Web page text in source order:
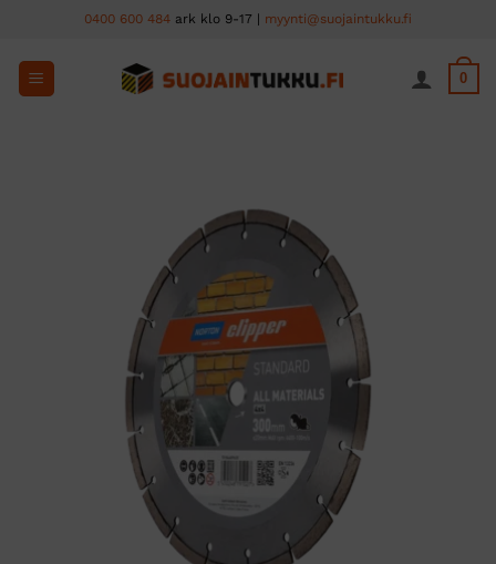
content
0400 600 484 ark klo 9-17 | myynti@suojaintukku.fi
0